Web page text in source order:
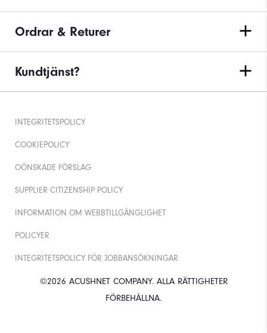
Ordrar & Returer
Kundtjänst?
©2026 ACUSHNET COMPANY. ALLA RÄTTIGHETER
FÖRBEHÅLLNA.
INTEGRITETSPOLICY
COOKIEPOLICY
OÖNSKADE FÖRSLAG
SUPPLIER CITIZENSHIP POLICY
INFORMATION OM WEBBTILLGÄNGLIGHET
POLICYER
INTEGRITETSPOLICY FÖR JOBBANSÖKNINGAR